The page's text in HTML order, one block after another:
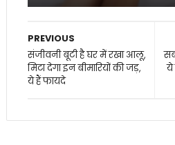
ये
PREVIOUS
संजीवनी बूटी है घर में रखा आलू,
मिटा देगा इन बीमारियों की जड़,
ये हैं फायदे